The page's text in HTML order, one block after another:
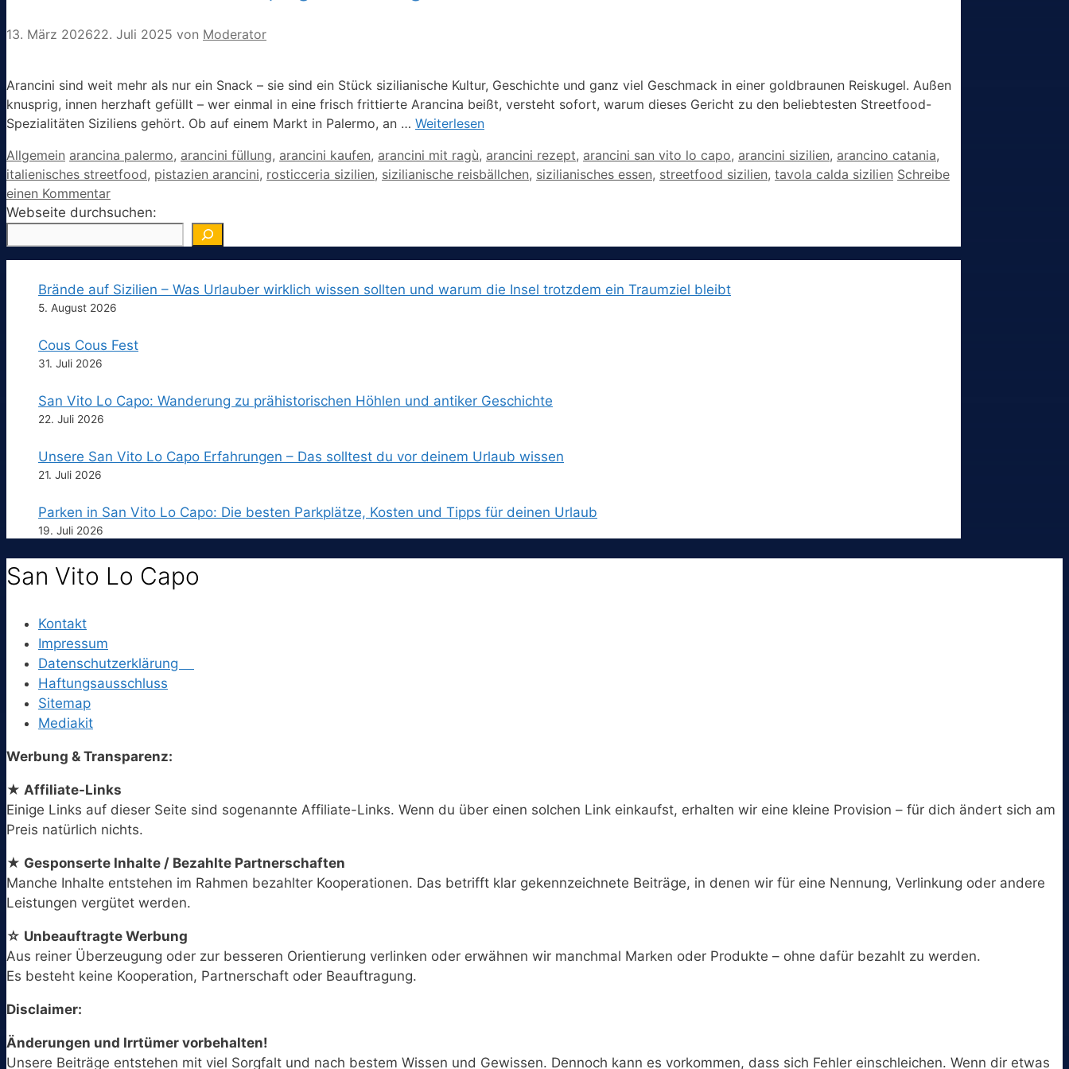
13. März 202622. Juli 2025 von Moderator
Arancini sind weit mehr als nur ein Snack – sie sind ein Stück sizilianische Kultur, Geschichte und ganz viel Geschmack in einer goldbraunen Reiskugel. Außen
knusprig, innen herzhaft gefüllt – wer einmal in eine frisch frittierte Arancina beißt, versteht sofort, warum dieses Gericht zu den beliebtesten Streetfood-
Spezialitäten Siziliens gehört. Ob auf einem Markt in Palermo, an … Weiterlesen
Kategorien
Allgemein Schlagwörter
arancina palermo, arancini füllung, arancini kaufen, arancini mit ragù, arancini rezept, arancini san vito lo capo, arancini sizilien, arancino catania,
italienisches streetfood, pistazien arancini, rosticceria sizilien, sizilianische reisbällchen, sizilianisches essen, streetfood sizilien, tavola calda sizilien Schreibe
einen Kommentar
Webseite durchsuchen:
Brände auf Sizilien – Was Urlauber wirklich wissen sollten und warum die Insel trotzdem ein Traumziel bleibt
5. August 2026
Cous Cous Fest
31. Juli 2026
San Vito Lo Capo: Wanderung zu prähistorischen Höhlen und antiker Geschichte
22. Juli 2026
Unsere San Vito Lo Capo Erfahrungen – Das solltest du vor deinem Urlaub wissen
21. Juli 2026
Parken in San Vito Lo Capo: Die besten Parkplätze, Kosten und Tipps für deinen Urlaub
19. Juli 2026
San Vito Lo Capo
Kontakt
Impressum
Datenschutzerklärung
Haftungsausschluss
Sitemap
Mediakit
Werbung & Transparenz:
★ Affiliate-Links
Einige Links auf dieser Seite sind sogenannte Affiliate-Links. Wenn du über einen solchen Link einkaufst, erhalten wir eine kleine Provision – für dich ändert sich am
Preis natürlich nichts.
★ Gesponserte Inhalte / Bezahlte Partnerschaften
Manche Inhalte entstehen im Rahmen bezahlter Kooperationen. Das betrifft klar gekennzeichnete Beiträge, in denen wir für eine Nennung, Verlinkung oder andere
Leistungen vergütet werden.
☆ Unbeauftragte Werbung
Aus reiner Überzeugung oder zur besseren Orientierung verlinken oder erwähnen wir manchmal Marken oder Produkte – ohne dafür bezahlt zu werden.
Es besteht keine Kooperation, Partnerschaft oder Beauftragung.
Disclaimer:
Änderungen und Irrtümer vorbehalten!
Unsere Beiträge entstehen mit viel Sorgfalt und nach bestem Wissen und Gewissen. Dennoch kann es vorkommen, dass sich Fehler einschleichen. Wenn dir etwas